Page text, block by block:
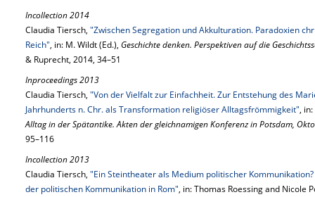
Incollection 2014
Claudia Tiersch, "Zwischen Segregation und Akkulturation. Paradoxien
Reich", in: M. Wildt (Ed.), Geschichte denken. Perspektiven auf die
& Ruprecht, 2014, 34–51
Inproceedings 2013
Claudia Tiersch, "Von der Vielfalt zur Einfachheit. Zur Entstehung des
Jahrhunderts n. Chr. als Transformation religiöser Alltagsfrömmigkeit",
Alltag in der Spätantike. Akten der gleichnamigen Konferenz in Potsdam,
95–116
Incollection 2013
Claudia Tiersch, "Ein Steintheater als Medium politischer
der politischen Kommunikation in Rom", in: Thomas Roessing and Nicole